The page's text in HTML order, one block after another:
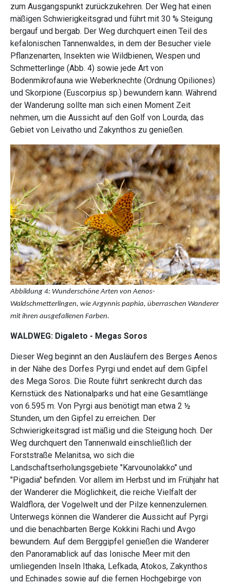
zum Ausgangspunkt zurückzukehren. Der Weg hat einen
mäßigen Schwierigkeitsgrad und führt mit 30 % Steigung
bergauf und bergab. Der Weg durchquert einen Teil des
kefalonischen Tannenwaldes, in dem der Besucher viele
Pflanzenarten, Insekten wie Wildbienen, Wespen und
Schmetterlinge (Abb. 4) sowie jede Art von
Bodenmikrofauna wie Weberknechte (Ordnung Opiliones)
und Skorpione (Euscorpius sp.) bewundern kann. Während
der Wanderung sollte man sich einen Moment Zeit
nehmen, um die Aussicht auf den Golf von Lourda, das
Gebiet von Leivatho und Zakynthos zu genießen.
Abbildung 4: Wunderschöne Arten von Aenos-
Waldschmetterlingen, wie Argynnis paphia, überraschen Wanderer
mit ihren ausgefallenen Farben.
WALDWEG: Digaleto - Megas Soros
Dieser Weg beginnt an den Ausläufern des Berges Aenos
in der Nähe des Dorfes Pyrgi und endet auf dem Gipfel
des Mega Soros. Die Route führt senkrecht durch das
Kernstück des Nationalparks und hat eine Gesamtlänge
von 6.595 m. Von Pyrgi aus benötigt man etwa 2 ½
Stunden, um den Gipfel zu erreichen. Der
Schwierigkeitsgrad ist mäßig und die Steigung hoch. Der
Weg durchquert den Tannenwald einschließlich der
Forststraße Melanitsa, wo sich die
Landschaftserholungsgebiete "Karvounolakko" und
"Pigadia" befinden. Vor allem im Herbst und im Frühjahr hat
der Wanderer die Möglichkeit, die reiche Vielfalt der
Waldflora, der Vogelwelt und der Pilze kennenzulernen.
Unterwegs können die Wanderer die Aussicht auf Pyrgi
und die benachbarten Berge Kokkini Rachi und Avgo
bewundern. Auf dem Berggipfel genießen die Wanderer
den Panoramablick auf das Ionische Meer mit den
umliegenden Inseln Ithaka, Lefkada, Atokos, Zakynthos
und Echinades sowie auf die fernen Hochgebirge von